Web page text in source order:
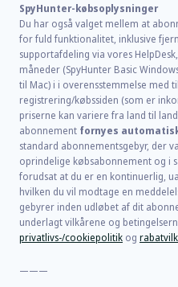
SpyHunter-købsoplysninger
Du har også valget mellem at
for fuld funktionalitet, inklusive
supportafdeling via vores
måneder (SpyHunter Basic
til Mac) i i overensstemmelse med
registrering/købssiden (som er
priserne kan variere fra land til
abonnement fornyes
standard abonnementsgebyr, der
oprindelige købsabonnement og i
forudsat at du er en kontinuerlig,
hvilken du vil modtage en
gebyrer inden udløbet af dit
underlagt vilkårene og
privatlivs-/cookiepolitik og
———